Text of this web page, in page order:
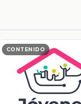
CONTENIDO